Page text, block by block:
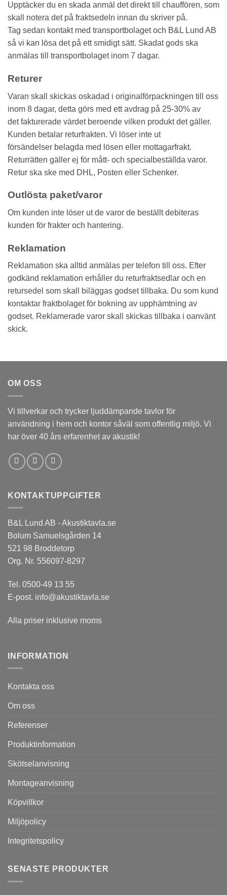
Upptäcker du en skada anmäl det direkt till chauffören, som
skall notera det på fraktsedeln innan du skriver på.
Tag sedan kontakt med transportbolaget och B&L Lund AB
så vi kan lösa det på ett smidigt sätt. Skadat gods ska
anmälas till transportbolaget inom 7 dagar.
Returer
Varan skall skickas oskadad i originalförpackningen till oss
inom 8 dagar, detta görs med ett avdrag på 25-30% av
det fakturerade värdet beroende vilken produkt det gäller.
Kunden betalar returfrakten. Vi löser inte ut
försändelser belagda med lösen eller mottagarfrakt.
Returrätten gäller ej för mått- och specialbeställda varor.
Retur ska ske med DHL, Posten eller Schenker.
Outlösta paket/varor
Om kunden inte löser ut de varor de beställt debiteras
kunden för frakter och hantering.
Reklamation
Reklamation ska alltid anmälas per telefon till oss. Efter
godkänd reklamation erhåller du returfraktsedlar och en
retursedel som skall biläggas godset tillbaka. Du som kund
kontaktar fraktbolaget för bokning av upphämtning av
godset. Reklamerade varor skall skickas tillbaka i oanvänt
skick.
OM OSS
Vi tillverkar och trycker ljuddämpande tavlor för
användning i hem och kontor såväl som offentlig miljö. Vi
har över 40 års erfarenhet av akustik!
KONTAKTUPPGIFTER
B&L Lund AB - Akustiktavla.se
Bolum Samuelsgården 14
521 98 Broddetorp
Org. Nr. 556097-8297
Tel. 0500-49 13 55
E-post. info@akustiktavla.se
Alla priser inklusive moms
INFORMATION
Kontakta oss
Om oss
Referenser
Produktinformation
Skötselanvisning
Montageanvisning
Köpvillkor
Miljöpolicy
Integritetspolicy
SENASTE PRODUKTER